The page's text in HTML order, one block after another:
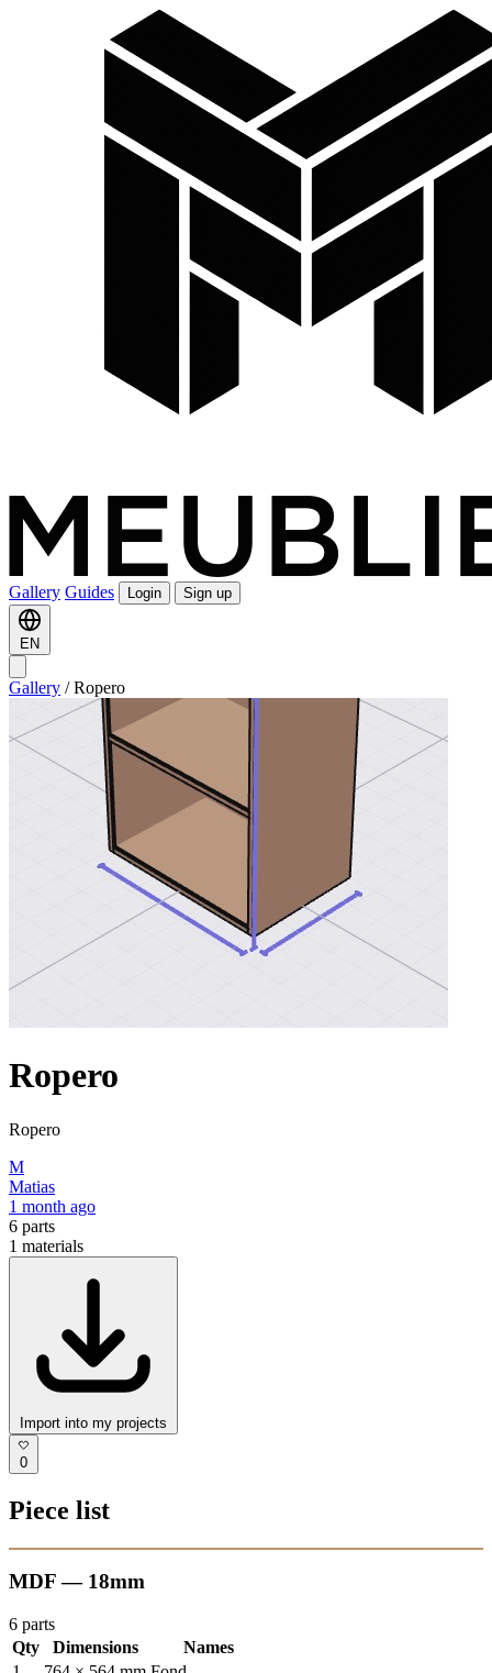
Gallery Guides Login Sign up
EN
Gallery / Ropero
Ropero
Ropero
M
Matias
1 month ago
6 parts
1 materials
Import into my projects
0
Piece list
MDF — 18mm
6 parts
Qty
Dimensions
Names